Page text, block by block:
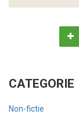
CATEGORIE
Non-fictie